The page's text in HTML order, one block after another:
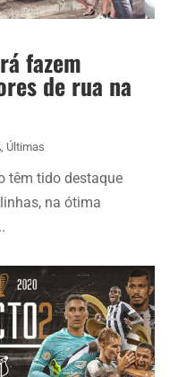
fazem
de rua na
, Últimas
têm tido destaque
na ótima